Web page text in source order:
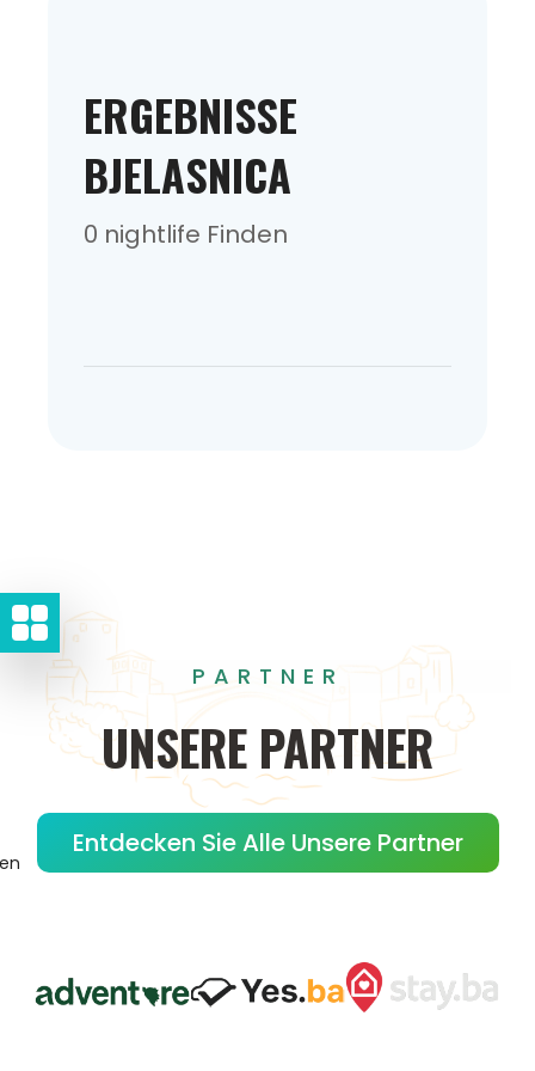
ERGEBNISSE
BJELASNICA
0 nightlife Finden
PARTNER
UNSERE PARTNER
Entdecken Sie Alle Unsere Partner